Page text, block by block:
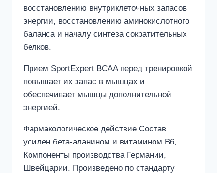
восстановлению внутриклеточных запасов
энергии, восстановлению аминокислотного
баланса и началу синтеза сократительных
белков.
Прием SportExpert BCAA перед тренировкой
повышает их запас в мышцах и
обеспечивает мышцы дополнительной
энергией.
Фармакологическое действие Состав
усилен бета-аланином и витамином В6,
Компоненты производства Германии,
Швейцарии. Произведено по стандарту